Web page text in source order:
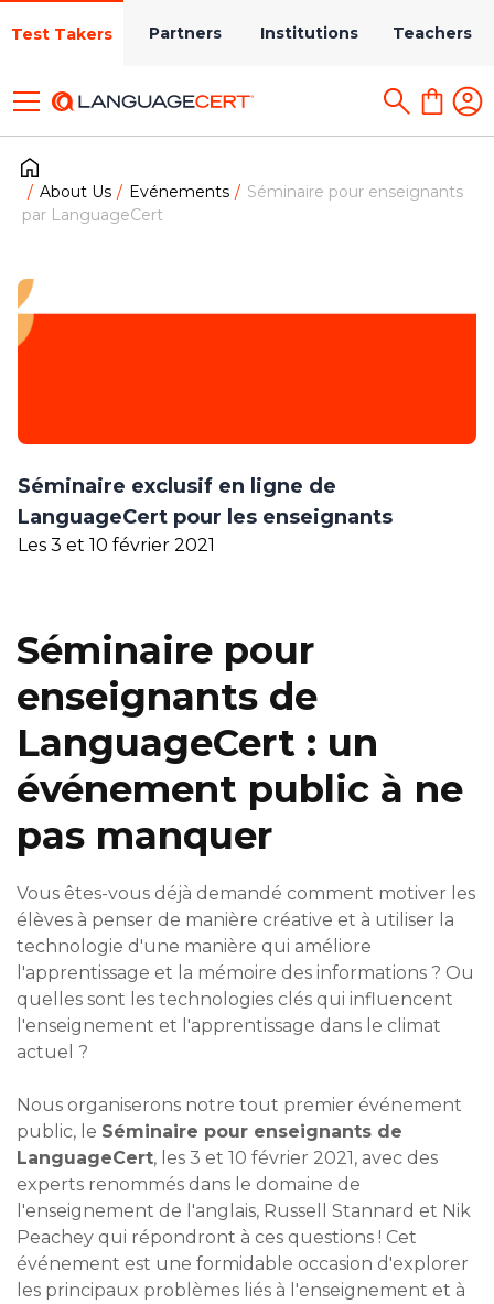
Test Takers Partners Institutions Teachers
About Us Evénements
Séminaire pour enseignants
par LanguageCert
Séminaire exclusif en ligne de
LanguageCert pour les enseignants
Les 3 et 10 février 2021
Séminaire pour
enseignants de
LanguageCert : un
événement public à ne
pas manquer
Vous êtes-vous déjà demandé comment motiver les
élèves à penser de manière créative et à utiliser la
technologie d'une manière qui améliore
l'apprentissage et la mémoire des informations ? Ou
quelles sont les technologies clés qui influencent
l'enseignement et l'apprentissage dans le climat
actuel ?
Nous organiserons notre tout premier événement
public, le Séminaire pour enseignants de
LanguageCert, les 3 et 10 février 2021, avec des
experts renommés dans le domaine de
l'enseignement de l'anglais, Russell Stannard et Nik
Peachey qui répondront à ces questions ! Cet
événement est une formidable occasion d'explorer
les principaux problèmes liés à l'enseignement et à